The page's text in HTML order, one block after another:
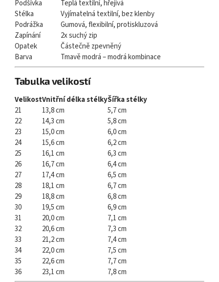
Podšívka
Teplá textilní, hřejivá
Stélka
Vyjímatelná textilní, bez klenby
Podrážka
Gumová, flexibilní, protiskluzová
Zapínání
2x suchý zip
Opatek
Částečně zpevněný
Barva
Tmavě modrá – modrá kombinace
Tabulka velikostí
VelikostVnitřní délka stélkyŠířka stélky
21
13,8 cm
5,7 cm
22
14,3 cm
5,8 cm
23
15,0 cm
6,0 cm
24
15,6 cm
6,2 cm
25
16,1 cm
6,3 cm
26
16,7 cm
6,4 cm
27
17,4 cm
6,5 cm
28
18,1 cm
6,7 cm
29
18,8 cm
6,8 cm
30
19,5 cm
6,9 cm
31
20,0 cm
7,1 cm
32
20,6 cm
7,3 cm
33
21,2 cm
7,4 cm
34
22,0 cm
7,5 cm
35
22,6 cm
7,7 cm
36
23,1 cm 7,8 cm